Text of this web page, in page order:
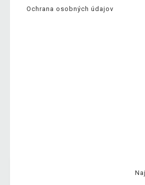
Ochrana osobných údajov